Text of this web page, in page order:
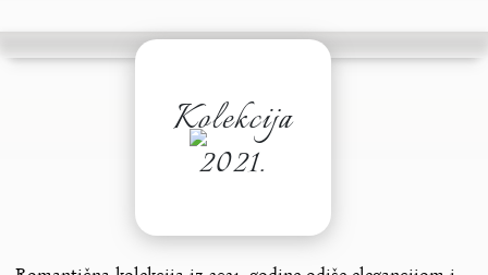
Kolekcija
2021.